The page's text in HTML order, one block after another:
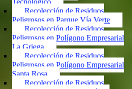
Tecnológico
Recolección de Residuos
Peligrosos en Parque Vía Verte
Recolección de Residuos
Peligrosos en Polígono Empresarial
La Griega
Recolección de Residuos
Peligrosos en Polígono Empresarial
Santa Rosa
Recolección de Residuos